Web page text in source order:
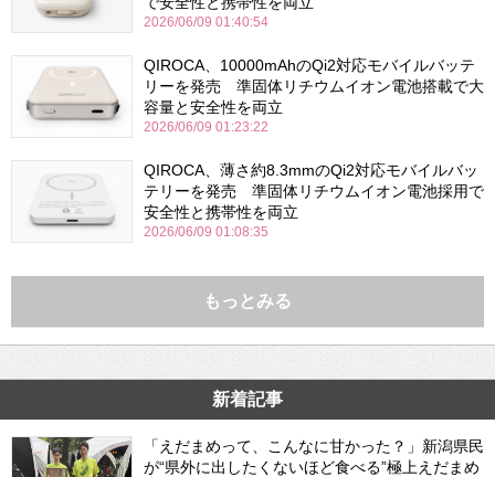
2026/06/09 01:40:54
QIROCA、10000mAhのQi2対応モバイルバッテ
リーを発売 準固体リチウムイオン電池搭載で大
容量と安全性を両立
2026/06/09 01:23:22
QIROCA、薄さ約8.3mmのQi2対応モバイルバッ
テリーを発売 準固体リチウムイオン電池採用で
安全性と携帯性を両立
2026/06/09 01:08:35
もっとみる
新着記事
「えだまめって、こんなに甘かった？」新潟県民
が“県外に出したくないほど食べる”極上えだまめ